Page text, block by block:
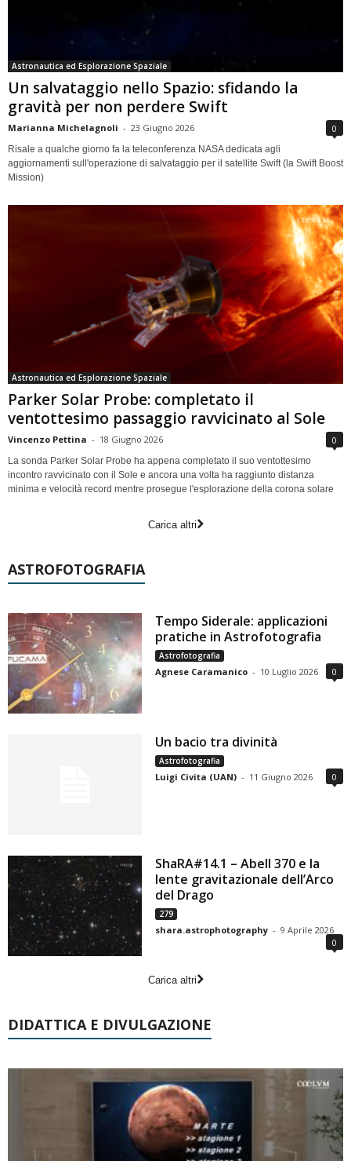
Astronautica ed Esplorazione Spaziale
Un salvataggio nello Spazio: sfidando la
gravità per non perdere Swift
Marianna Michelagnoli - 23 Giugno 2026 0
Risale a qualche giorno fa la teleconferenza NASA dedicata agli
aggiornamenti sull'operazione di salvataggio per il satellite Swift (la Swift Boost
Mission)
Astronautica ed Esplorazione Spaziale
Parker Solar Probe: completato il
ventottesimo passaggio ravvicinato al Sole
Vincenzo Pettina - 18 Giugno 2026 0
La sonda Parker Solar Probe ha appena completato il suo ventottesimo
incontro ravvicinato con il Sole e ancora una volta ha raggiunto distanza
minima e velocità record mentre prosegue l'esplorazione della corona solare
Carica altri
ASTROFOTOGRAFIA
Tempo Siderale: applicazioni
pratiche in Astrofotografia
Astrofotografia
Agnese Caramanico - 10 Luglio 2026 0
Un bacio tra divinità
Astrofotografia
Luigi Civita (UAN) - 11 Giugno 2026 0
ShaRA#14.1 – Abell 370 e la
lente gravitazionale dell’Arco
del Drago
279
shara.astrophotography - 9 Aprile 2026
0
Carica altri
DIDATTICA E DIVULGAZIONE